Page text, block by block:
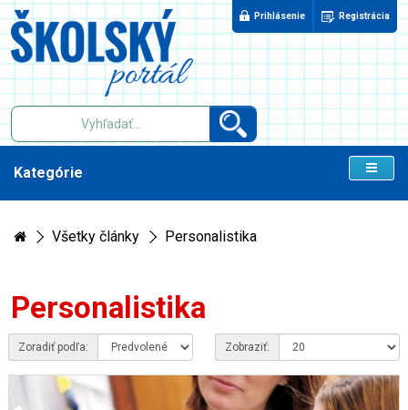
Prihlásenie Registrácia
Kategórie
Všetky články Personalistika
Personalistika
Zoradiť podľa: Zobraziť: